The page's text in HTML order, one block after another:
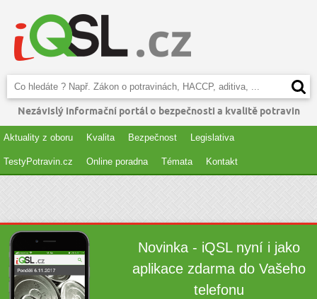
Nezávislý informační portál o bezpečnosti a kvalitě potravin
Aktuality z oboru Kvalita Bezpečnost Legislativa
TestyPotravin.cz Online poradna Témata Kontakt
Novinka - iQSL nyní i jako
aplikace zdarma do Vašeho
telefonu